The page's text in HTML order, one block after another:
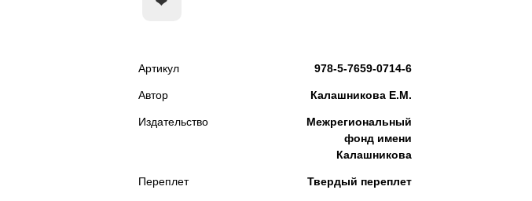
Артикул 978-5-7659-0714-6
Автор Калашникова Е.М.
Издательство
Межрегиональный
фонд имени
Калашникова
Переплет Твердый переплет